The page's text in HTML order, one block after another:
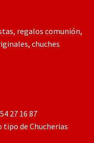
regalos comunión,
chuches
27 16 87
de Chucherias